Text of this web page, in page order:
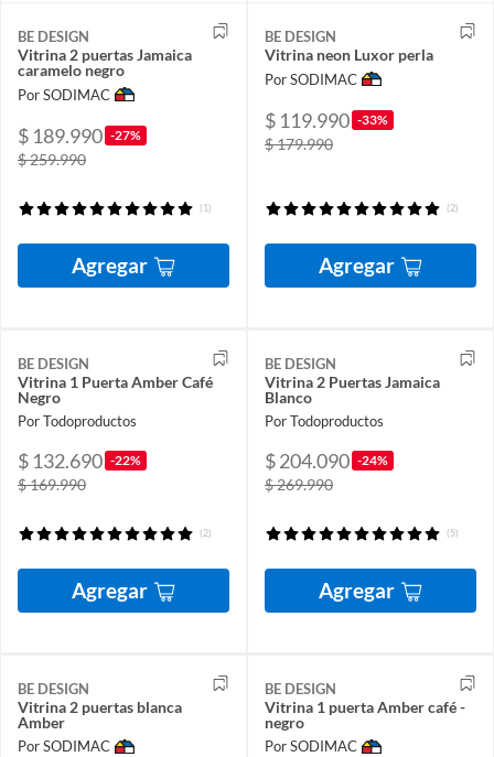
BE DESIGN
Vitrina 2 puertas Jamaica
caramelo negro
Por SODIMAC
$ 189.990 -27%
$ 259.990
(1)
Agregar
BE DESIGN
Vitrina neon Luxor perla
Por SODIMAC
$ 119.990 -33%
$ 179.990
(2)
Agregar
BE DESIGN
Vitrina 1 Puerta Amber Café
Negro
Por Todoproductos
$ 132.690 -22%
$ 169.990
(2)
Agregar
BE DESIGN
Vitrina 2 Puertas Jamaica
Blanco
Por Todoproductos
$ 204.090 -24%
$ 269.990
(5)
Agregar
BE DESIGN
Vitrina 2 puertas blanca
Amber
Por SODIMAC
BE DESIGN
Vitrina 1 puerta Amber café -
negro
Por SODIMAC